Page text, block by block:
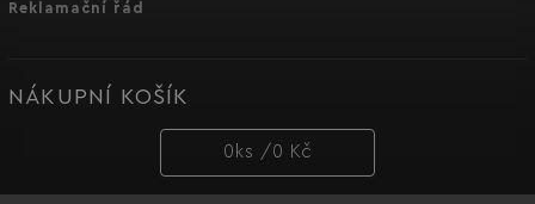
Reklamační řád
NÁKUPNÍ KOŠÍK
0 ks / 0 Kč